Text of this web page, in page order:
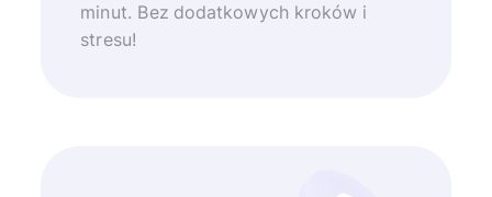
minut. Bez dodatkowych kroków i
stresu!